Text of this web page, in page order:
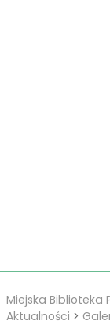
Miejska Biblioteka
Aktualności >